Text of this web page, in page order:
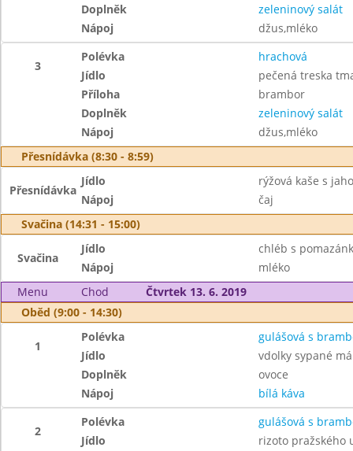
Doplněk
zeleninový salát
Nápoj
džus,mléko
3
Polévka
hrachová
Jídlo
pečená treska
Příloha
brambor
Doplněk
zeleninový salát
Nápoj
džus,mléko
Přesnídávka (8:30 - 8:59)
Přesnídávka
Jídlo
rýžová kaše s
Nápoj
čaj
Svačina (14:31 - 15:00)
Svačina
Jídlo
chléb s
Nápoj
mléko
Menu
Chod
Čtvrtek 13. 6. 2019
Oběd (9:00 - 14:30)
1
Polévka
gulášová s
Jídlo
vdolky sypané
Doplněk
ovoce
Nápoj
bílá káva
2
Polévka
gulášová s
Jídlo
rizoto pražského